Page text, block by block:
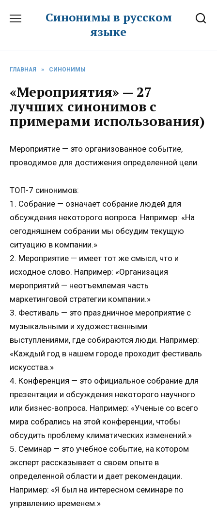
Синонимы в русском
языке
ГЛАВНАЯ » СИНОНИМЫ
«Мероприятия» — 27
лучших синонимов с
примерами использования)
Мероприятие — это организованное событие,
проводимое для достижения определенной цели.
ТОП-7 синонимов:
1. Собрание — означает собрание людей для
обсуждения некоторого вопроса. Например: «На
сегодняшнем собрании мы обсудим текущую
ситуацию в компании.»
2. Мероприятие — имеет тот же смысл, что и
исходное слово. Например: «Организация
мероприятий — неотъемлемая часть
маркетинговой стратегии компании.»
3. Фестиваль — это праздничное мероприятие с
музыкальными и художественными
выступлениями, где собираются люди. Например:
«Каждый год в нашем городе проходит фестиваль
искусства.»
4. Конференция — это официальное собрание для
презентации и обсуждения некоторого научного
или бизнес-вопроса. Например: «Ученые со всего
мира собрались на этой конференции, чтобы
обсудить проблему климатических изменений.»
5. Семинар — это учебное событие, на котором
эксперт рассказывает о своем опыте в
определенной области и дает рекомендации.
Например: «Я был на интересном семинаре по
управлению временем.»